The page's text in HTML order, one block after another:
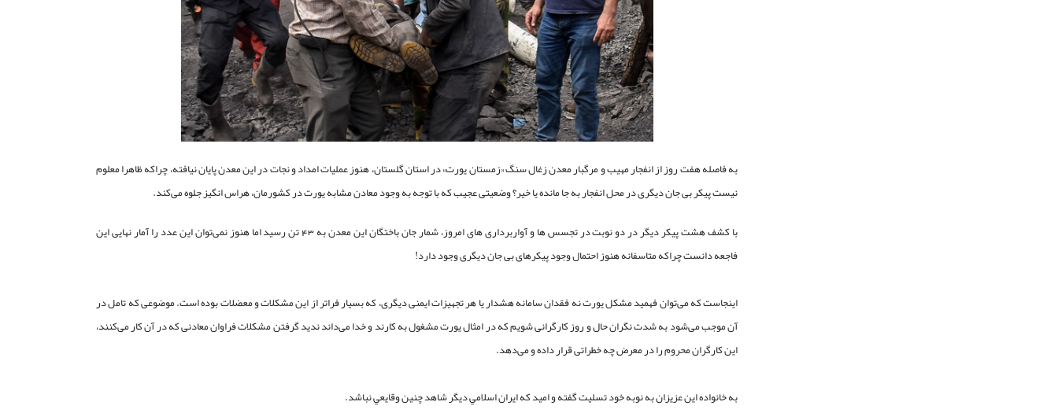
به فاصله هفت روز از انفجار مهیب و مرگبار معدن زغال سنگ «زمستان یورت» در استان گلستان، هنوز عملیات امداد و نجات در این معدن پایان نیافته، چراکه ظاهرا معلوم
نیست پیکر بی جان دیگری در محل انفجار به جا مانده یا خیر؟ وضعیتی عجیب که با توجه به وجود معادن مشابه یورت در کشورمان، هراس انگیز جلوه می‌کند.
با کشف هشت پیکر دیگر در دو نوبت در تجسس ها و آواربرداری های امروز، شمار جان باختگان این معدن به 43 تن رسید اما هنوز نمی‌توان این عدد را آمار نهایی این
فاجعه دانست چراکه متاسفانه هنوز احتمال وجود پیکرهای بی جان دیگری وجود دارد!
اینجاست که می‌توان فهمید مشکل یورت نه فقدان سامانه هشدار یا هر تجهیزات ایمنی دیگری، که بسیار فراتر از این مشکلات و معضلات بوده است. موضوعی که تامل در
آن موجب می‌شود به شدت نگران حال و روز کارگرانی شویم که در امثال یورت مشغول به کارند و خدا می‌داند ندید گرفتن مشکلات فراوان معادنی که در آن کار می‌کنند،
این کارگران محروم را در معرض چه خطراتی قرار داده و می‌دهد.
به خانواده اين عزيزان به نوبه خود تسليت گفته و اميد كه ايران اسلامي ديگر شاهد چنين وقايعي نباشد.